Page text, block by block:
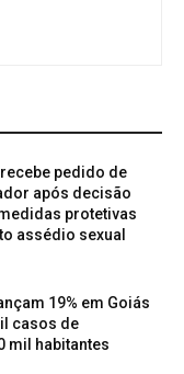
pedido de
após decisão
protetivas
assédio sexual
19% em Goiás
casos de
mil habitantes